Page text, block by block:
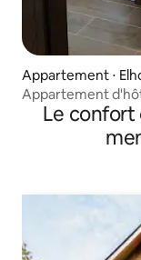
Appartement ⋅
Appartement
Le confort